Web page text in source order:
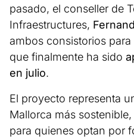
pasado, el conseller de
Infraestructures,
ambos consistorios
que finalmente ha sido
en julio.
El proyecto representa
Mallorca más
para quienes optan por